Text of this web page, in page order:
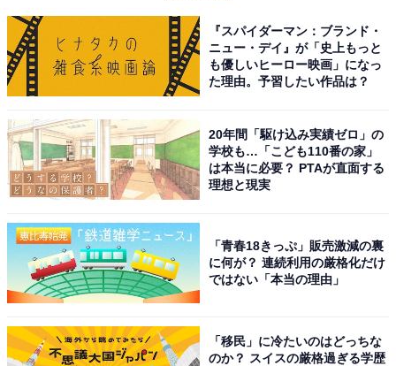
『スパイダーマン：ブランド・
ニュー・デイ』が「史上もっと
も優しいヒーロー映画」になっ
た理由。予習したい作品は？
20年間「駆け込み実績ゼロ」の
学校も…「こども110番の家」
は本当に必要？ PTAが直面する
理想と現実
「青春18きっぷ」販売激減の裏
に何が？ 連続利用の厳格化だけ
ではない「本当の理由」
「移民」に冷たいのはどっちな
のか？ スイスの厳格過ぎる学歴